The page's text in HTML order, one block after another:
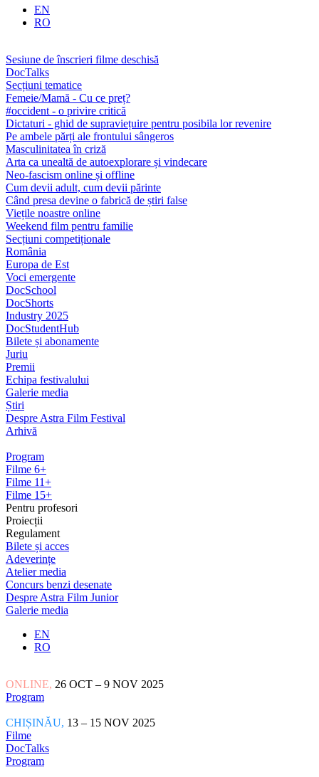
EN
RO
Sesiune de înscrieri filme deschisă
DocTalks
Secțiuni tematice
Femeie/Mamă - Cu ce preț?
#occident - o privire critică
Dictaturi - ghid de supraviețuire pentru posibila lor revenire
Pe ambele părți ale frontului sângeros
Masculinitatea în criză
Arta ca unealtă de autoexplorare și vindecare
Neo-fascism online și offline
Cum devii adult, cum devii părinte
Când presa devine o fabrică de știri false
Viețile noastre online
Weekend film pentru familie
Secțiuni competiționale
România
Europa de Est
Voci emergente
DocSchool
DocShorts
Industry 2025
DocStudentHub
Bilete și abonamente
Juriu
Premii
Echipa festivalului
Galerie media
Știri
Despre Astra Film Festival
Arhivă
Program
Filme 6+
Filme 11+
Filme 15+
Pentru profesori
Proiecții
Regulament
Bilete și acces
Adeverințe
Atelier media
Concurs benzi desenate
Despre Astra Film Junior
Galerie media
EN
RO
ONLINE, 26 OCT – 9 NOV 2025
Program
CHIȘINĂU, 13 – 15 NOV 2025
Filme
DocTalks
Program